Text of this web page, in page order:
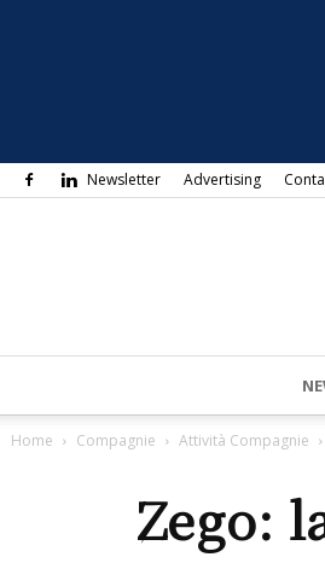
Newsletter Advertising
Home Compagnie Attività Compagnie
Zego: